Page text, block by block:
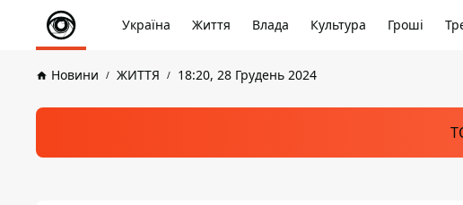
Україна Життя Влада Культура Гроші
Новини ЖИТТЯ 18:20, 28 Грудень 2024